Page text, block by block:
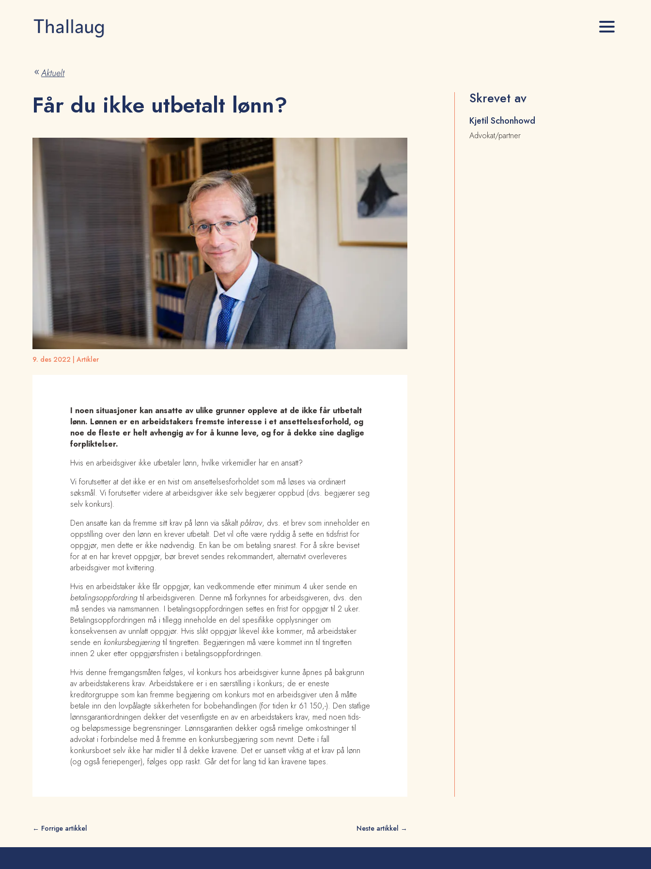
8 Aktuelt
Får du ikke utbetalt lønn?
9. des 2022 |Artikler
I noen situasjoner kan ansatte av ulike grunner oppleve at de ikke får utbetalt
lønn. Lønnen er en arbeidstakers fremste interesse i et ansettelsesforhold, og
noe de fleste er helt avhengig av for å kunne leve, og for å dekke sine daglige
forpliktelser.
Hvis en arbeidsgiver ikke utbetaler lønn, hvilke virkemidler har en ansatt?
Vi forutsetter at det ikke er en tvist om ansettelsesforholdet som må løses via ordinært
søksmål. Vi forutsetter videre at arbeidsgiver ikke selv begjærer oppbud (dvs. begjærer seg
selv konkurs).
Den ansatte kan da fremme sitt krav på lønn via såkalt påkrav, dvs. et brev som inneholder en
oppstilling over den lønn en krever utbetalt. Det vil ofte være ryddig å sette en tidsfrist for
oppgjør, men dette er ikke nødvendig. En kan be om betaling snarest. For å sikre beviset
for at en har krevet oppgjør, bør brevet sendes rekommandert, alternativt overleveres
arbeidsgiver mot kvittering.
Hvis en arbeidstaker ikke får oppgjør, kan vedkommende etter minimum 4 uker sende en
betalingsoppfordringtil arbeidsgiveren. Denne må forkynnes for arbeidsgiveren, dvs. den
må sendes via namsmannen. I betalingsoppfordringen settes en frist for oppgjør til 2 uker.
Betalingsoppfordringen må i tillegg inneholde en del spesifikke opplysninger om
konsekvensen av unnlatt oppgjør. Hvis slikt oppgjør likevel ikke kommer, må arbeidstaker
sende en konkursbegjæringtil tingretten. Begjæringen må være kommet inn til tingretten
innen 2 uker etter oppgjørsfristen i betalingsoppfordringen.
Hvis denne fremgangsmåten følges, vil konkurs hos arbeidsgiver kunne åpnes på bakgrunn
av arbeidstakerens krav. Arbeidstakere er i en særstilling i konkurs; de er eneste
kreditorgruppe som kan fremme begjæring om konkurs mot en arbeidsgiver uten å måtte
betale inn den lovpålagte sikkerheten for bobehandlingen (for tiden kr 61 150,-). Den statlige
lønnsgarantiordningen dekker det vesentligste en av en arbeidstakers krav, med noen tids-
og beløpsmessige begrensninger. Lønnsgarantien dekker også rimelige omkostninger til
advokat i forbindelse med å fremme en konkursbegjæring som nevnt. Dette i fall
konkursboet selv ikke har midler til å dekke kravene. Det er uansett viktig at et krav på lønn
(og også feriepenger), følges opp raskt. Går det for lang tid kan kravene tapes.
Skrevet av
Kjetil Schonhowd
Advokat/partner
← Forrige artikkel Neste artikkel →